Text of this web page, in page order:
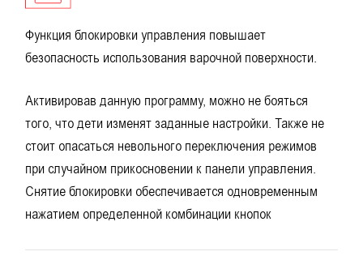
Функция блокировки управления повышает
безопасность использования варочной поверхности.
Активировав данную программу, можно не бояться
того, что дети изменят заданные настройки. Также не
стоит опасаться невольного переключения режимов
при случайном прикосновении к панели управления.
Снятие блокировки обеспечивается одновременным
нажатием определенной комбинации кнопок